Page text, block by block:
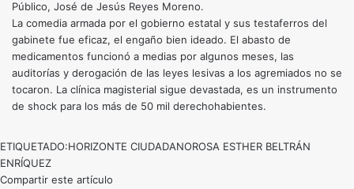
Público, José de Jesús Reyes Moreno.
La comedia armada por el gobierno estatal y sus testaferros del
gabinete fue eficaz, el engaño bien ideado. El abasto de
medicamentos funcionó a medias por algunos meses, las
auditorías y derogación de las leyes lesivas a los agremiados no se
tocaron. La clínica magisterial sigue devastada, es un instrumento
de shock para los más de 50 mil derechohabientes.
ETIQUETADO:HORIZONTE CIUDADANOROSA ESTHER BELTRÁN
ENRÍQUEZ
Compartir este artículo